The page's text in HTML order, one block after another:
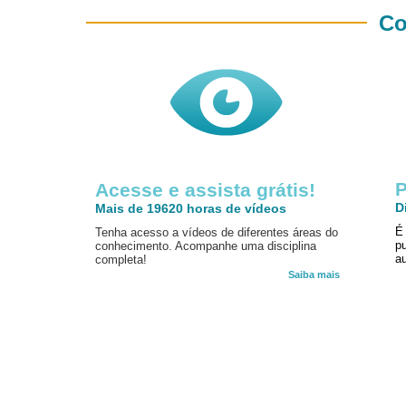
Acesse e assista grátis!
Mais de 19620 horas de vídeos
Tenha acesso a vídeos de diferentes áreas do
conhecimento. Acompanhe uma disciplina
completa!
Saiba mais